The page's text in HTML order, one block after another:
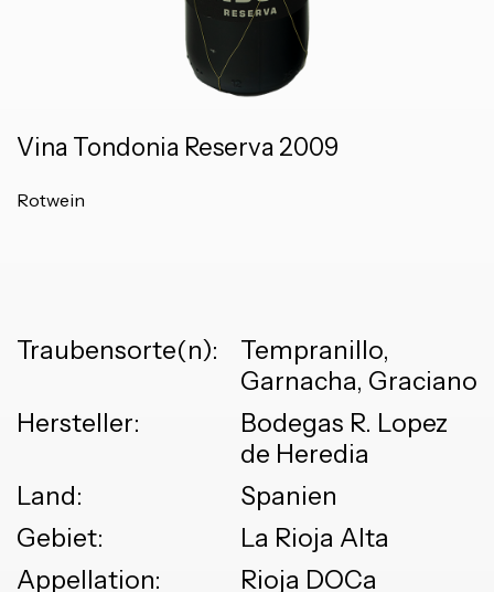
Vina Tondonia Reserva 2009
Rotwein
Traubensorte(n):
Tempranillo,
Garnacha, Graciano
Hersteller:
Bodegas R. Lopez
de Heredia
Land:
Spanien
Gebiet:
La Rioja Alta
Appellation:
Rioja DOCa